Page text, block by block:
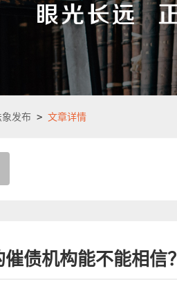
象发布 > 文章详情
债机构能不能相信？